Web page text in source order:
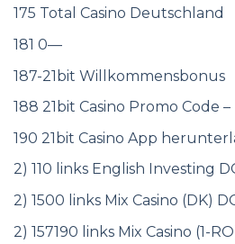
175 Total Casino Deutschland
181 0—
187-21bit Willkommensbonus
188 21bit Casino Promo Code –
190 21bit Casino App
2) 110 links English Investing
2) 1500 links Mix Casino (DK)
2) 157190 links Mix Casino (1-